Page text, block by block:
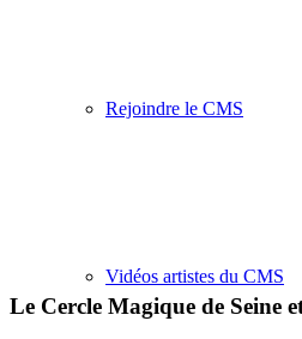
Rejoindre le CMS
Vidéos artistes du CMS
Le Cercle Magique de Seine